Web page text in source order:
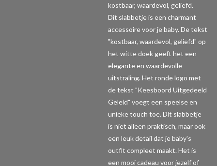
kostbaar, waardevol, geliefd.
Dit slabbetje is een charmant
accessoire voor je baby. De tekst
"kostbaar, waardevol, geliefd" op
het witte doek geeft het een
elegante en waardevolle
uitstraling. Het ronde logo met
de tekst "Keesboord Uitgedeeld
Geleid" voegt een speelse en
unieke touch toe. Dit slabbetje
is niet alleen praktisch, maar ook
een leuk detail dat je baby's
outfit compleet maakt. Het is
een mooi cadeau voor jezelf of